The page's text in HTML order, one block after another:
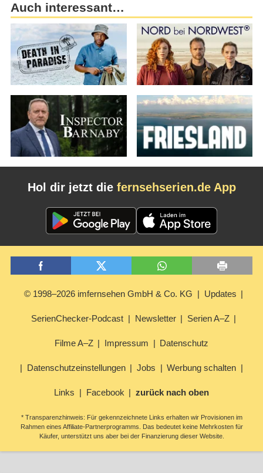
Auch interessant…
Hol dir jetzt die fernsehserien.de App
© 1998–2026 imfernsehen GmbH & Co. KG Updates
SerienChecker-Podcast Newsletter Serien A–Z
Filme A–Z Impressum Datenschutz
Datenschutzeinstellungen Jobs Werbung schalten
Links Facebook zurück nach oben
* Transparenzhinweis: Für gekennzeichnete Links erhalten wir Provisionen im
Rahmen eines Affiliate-Partnerprogramms. Das bedeutet keine Mehrkosten für
Käufer, unterstützt uns aber bei der Finanzierung dieser Website.